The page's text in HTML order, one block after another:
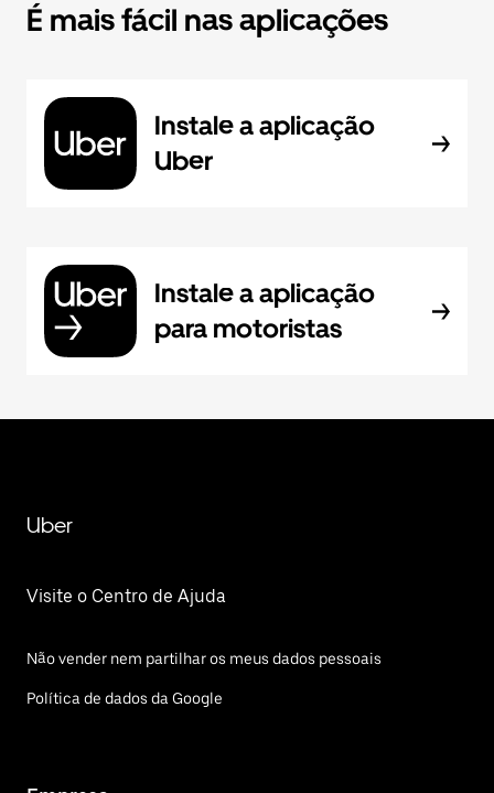
É mais fácil nas aplicações
Instale a aplicação
Uber
Instale a aplicação
para motoristas
Uber
Visite o Centro de Ajuda
Não vender nem partilhar os meus dados pessoais
Política de dados da Google